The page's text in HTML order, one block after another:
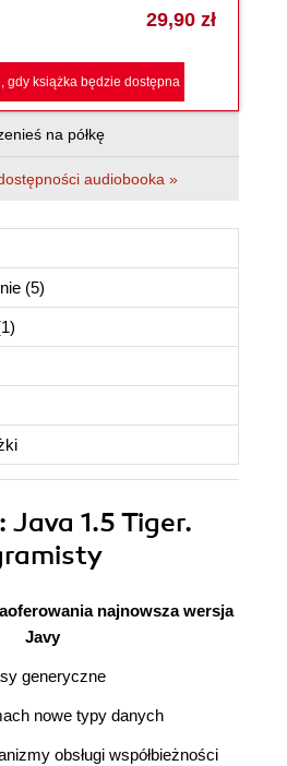
29,90 zł
gdy książka będzie dostępna
na półkę
audiobooka »
(5)
: Java 1.5 Tiger.
najnowsza wersja
Javy
generyczne
nowe typy danych
obsługi współbieżności